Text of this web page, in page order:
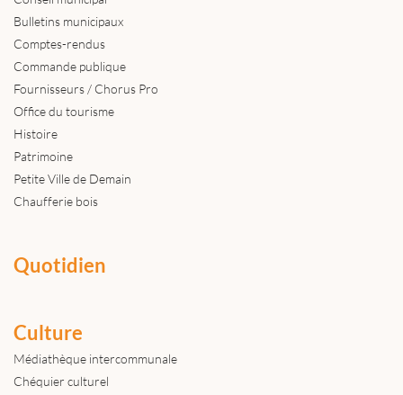
Bulletins municipaux
Comptes-rendus
Commande publique
Fournisseurs / Chorus Pro
Office du tourisme
Histoire
Patrimoine
Petite Ville de Demain
Chaufferie bois
Quotidien
Culture
Médiathèque intercommunale
Chéquier culturel